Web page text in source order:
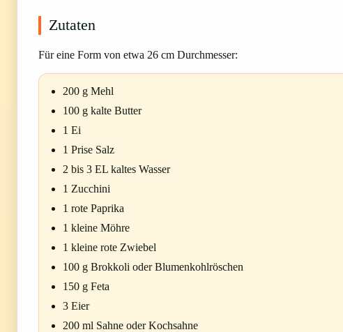
Zutaten
Für eine Form von etwa 26 cm Durchmesser:
200 g Mehl
100 g kalte Butter
1 Ei
1 Prise Salz
2 bis 3 EL kaltes Wasser
1 Zucchini
1 rote Paprika
1 kleine Möhre
1 kleine rote Zwiebel
100 g Brokkoli oder Blumenkohlröschen
150 g Feta
3 Eier
200 ml Sahne oder Kochsahne